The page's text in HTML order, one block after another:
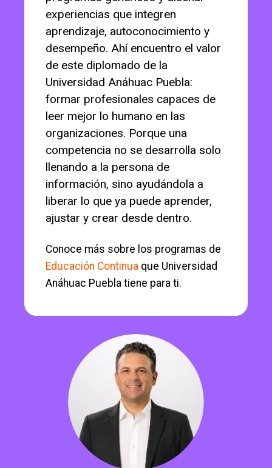
experiencias que integren
aprendizaje, autoconocimiento y
desempeño. Ahí encuentro el valor
de este diplomado de la
Universidad Anáhuac Puebla:
formar profesionales capaces de
leer mejor lo humano en las
organizaciones. Porque una
competencia no se desarrolla solo
llenando a la persona de
información, sino ayudándola a
liberar lo que ya puede aprender,
ajustar y crear desde dentro.
Conoce más sobre los programas de
Educación Continua que Universidad
Anáhuac Puebla tiene para ti.